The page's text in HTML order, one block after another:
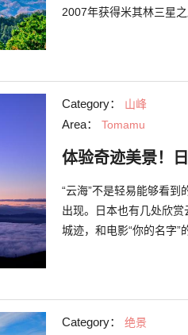
2007年获得米其林三星
Category： 山峰
Area： Tomamu
体验奇迹美景！
“云海”不是轻易能够看
出现。日本也有几处欣
城迹，和电影“你的名字”
Category： 绝景